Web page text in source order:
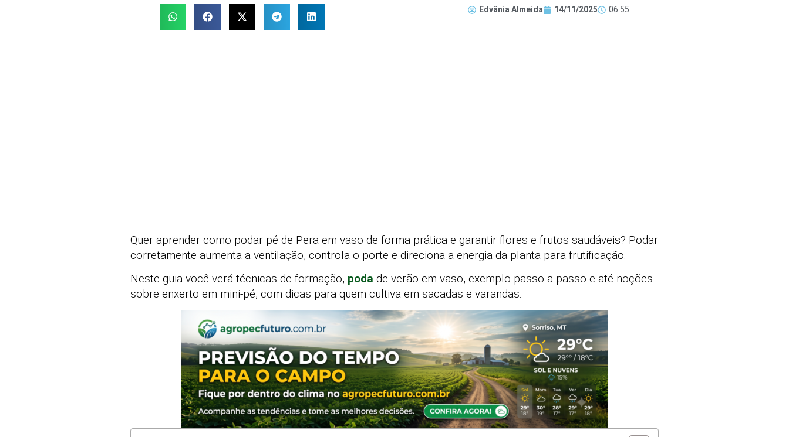
Edvânia Almeida 14/11/2025 06:55
Quer aprender como podar pé de Pera em vaso de forma prática e garantir flores e frutos saudáveis? Podar
corretamente aumenta a ventilação, controla o porte e direciona a energia da planta para frutificação.
Neste guia você verá técnicas de formação, poda de verão em vaso, exemplo passo a passo e até noções
sobre enxerto em mini-pé, com dicas para quem cultiva em sacadas e varandas.